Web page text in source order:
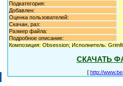
Подкатегория:
Добавлен:
Оценка пользователей:
Скачан, раз:
Размер файла:
Подробное описание:
Композиция: Obsession; Исполнитель:
СКАЧАТЬ
[ http://